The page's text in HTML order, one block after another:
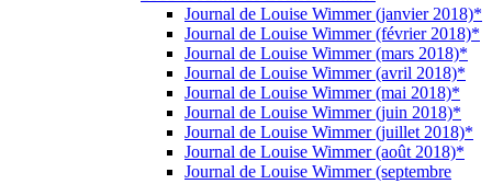
Journal de Louise Wimmer (janvier 2018)*
Journal de Louise Wimmer (février 2018)*
Journal de Louise Wimmer (mars 2018)*
Journal de Louise Wimmer (avril 2018)*
Journal de Louise Wimmer (mai 2018)*
Journal de Louise Wimmer (juin 2018)*
Journal de Louise Wimmer (juillet 2018)*
Journal de Louise Wimmer (août 2018)*
Journal de Louise Wimmer (septembre